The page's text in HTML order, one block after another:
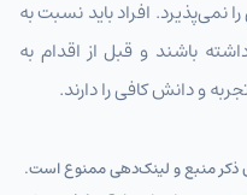
نمی‌پذیرد. افراد باید نسبت به
باشند و قبل از اقدام به
و دانش کافی را دارند.
ذکر منبع و لینک‌دهی ممنوع است.